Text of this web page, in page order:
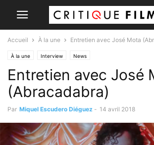
Accueil À la une Entretien avec José Mota
À la une Interview News
Entretien avec José
(Abracadabra)
Par Miquel Escudero Diéguez - 14 avril 2018